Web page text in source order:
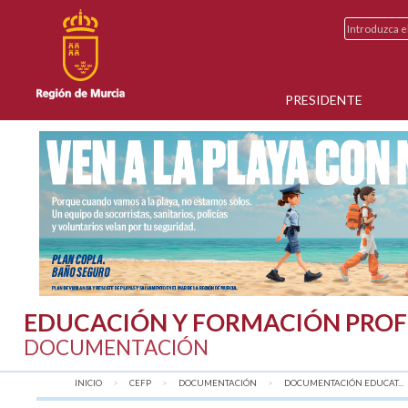
PRESIDENTE
EDUCACIÓN Y FORMACIÓN
DOCUMENTACIÓN
INICIO CEFP DOCUMENTACIÓN DOCUMENTACIÓN EDUCAT...